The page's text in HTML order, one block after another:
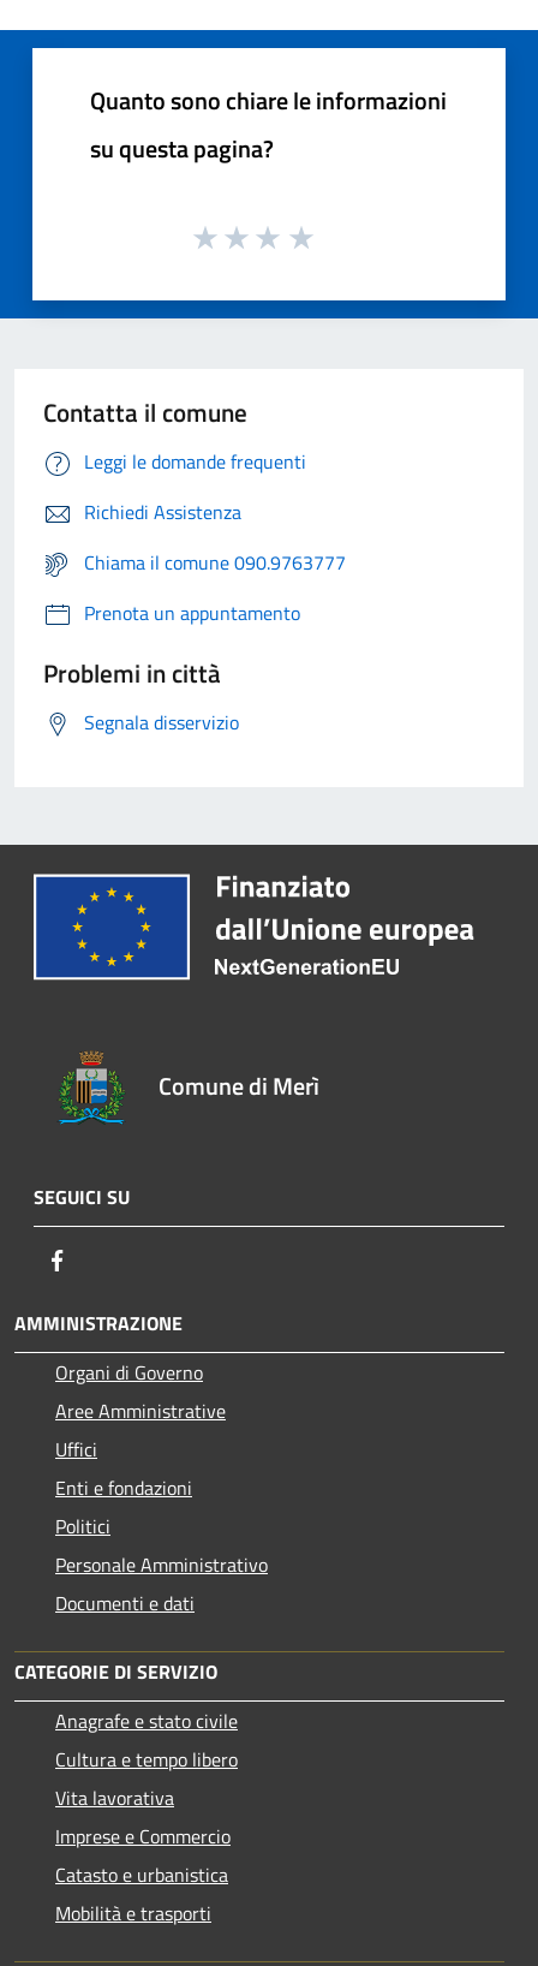
Quanto sono chiare le informazioni
su questa pagina?
Contatta il comune
Leggi le domande frequenti
Richiedi Assistenza
Chiama il comune 090.9763777
Prenota un appuntamento
Problemi in città
Segnala disservizio
Comune di Merì
SEGUICI SU
AMMINISTRAZIONE
Organi di Governo
Aree Amministrative
Uffici
Enti e fondazioni
Politici
Personale Amministrativo
Documenti e dati
CATEGORIE DI SERVIZIO
Anagrafe e stato civile
Cultura e tempo libero
Vita lavorativa
Imprese e Commercio
Catasto e urbanistica
Mobilità e trasporti